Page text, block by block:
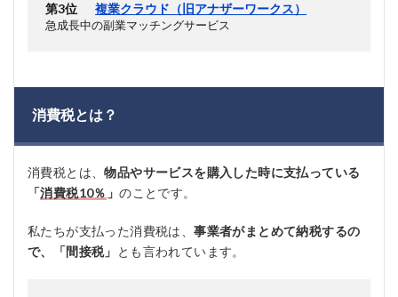
第3位 複業クラウド（旧アナザーワークス）
急成長中の副業マッチングサービス
消費税とは？
消費税とは、物品やサービスを購入した時に支払っている
「消費税10％ 」のことです。
私たちが支払った消費税は、事業者がまとめて納税するの
で、「間接税」 とも言われています。